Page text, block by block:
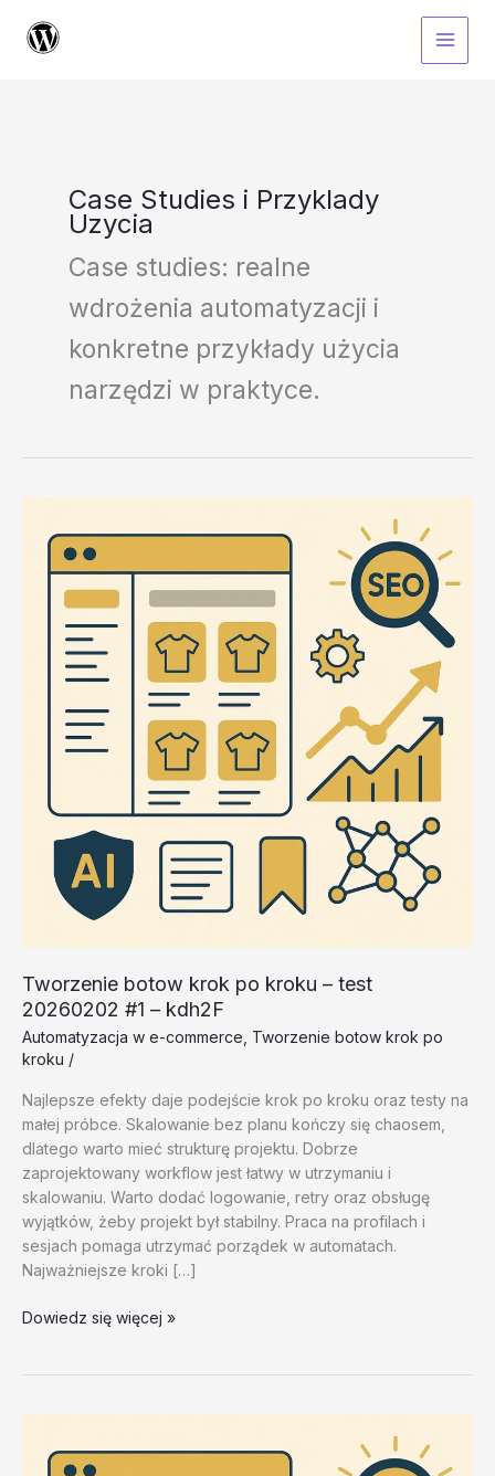
treści
Case Studies i Przyklady
Uzycia
Case studies: realne
wdrożenia automatyzacji i
konkretne przykłady użycia
narzędzi w praktyce.
Tworzenie botow krok po kroku – test
20260202 #1 – kdh2F
Automatyzacja w e-commerce Tworzenie botow krok po
kroku /
Najlepsze efekty daje podejście krok po kroku oraz testy na
małej próbce. Skalowanie bez planu kończy się chaosem,
dlatego warto mieć strukturę projektu. Dobrze
zaprojektowany workflow jest łatwy w utrzymaniu i
skalowaniu. Warto dodać logowanie, retry oraz obsługę
wyjątków, żeby projekt był stabilny. Praca na profilach i
sesjach pomaga utrzymać porządek w automatach.
Najważniejsze kroki […]
Tworzenie
kroku
test
Dowiedz się więcej »